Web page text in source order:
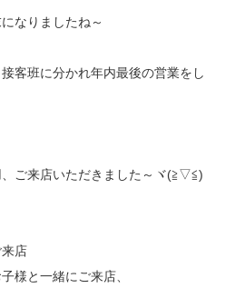
なりましたね～
客班に分かれ年内最後の営業をし
ご来店いただきました～ヾ(≧▽≦)
店
様と一緒にご来店、